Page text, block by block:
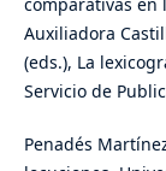
Auxiliadora
(eds.), La
Servicio de
Penadés